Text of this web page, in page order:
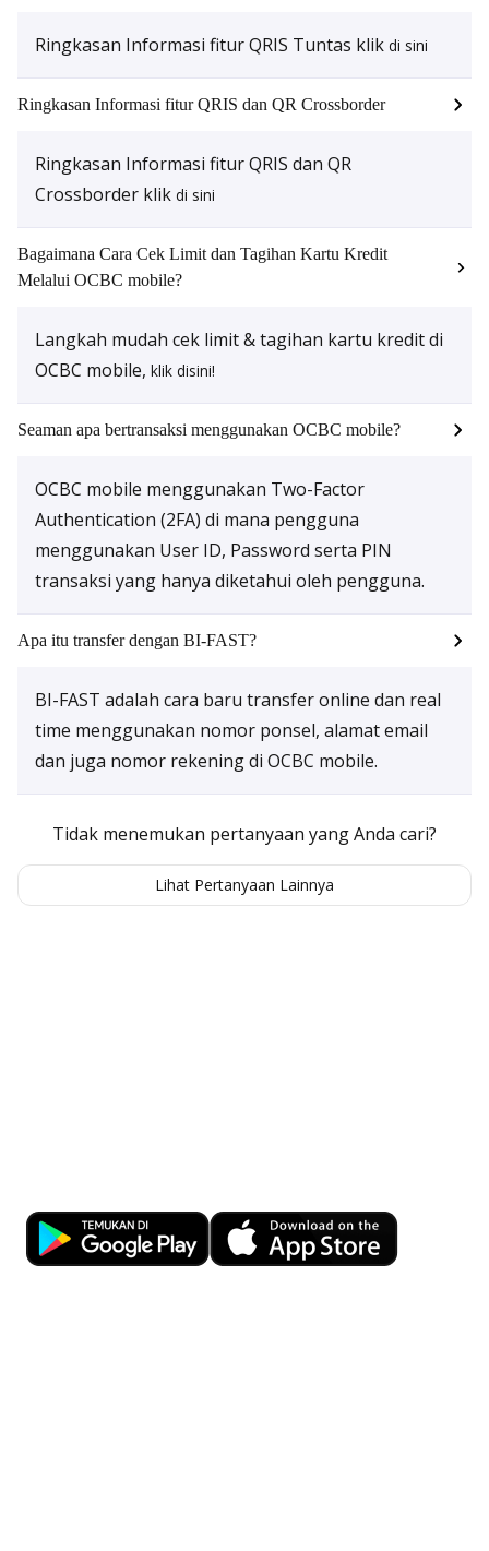
Ringkasan Informasi fitur QRIS Tuntas klik di sini
Ringkasan Informasi fitur QRIS dan QR Crossborder
Ringkasan Informasi fitur QRIS dan QR
Crossborder klik di sini
Bagaimana Cara Cek Limit dan Tagihan Kartu Kredit
Melalui OCBC mobile?
Langkah mudah cek limit & tagihan kartu kredit di
OCBC mobile, klik disini!
Seaman apa bertransaksi menggunakan OCBC mobile?
OCBC mobile menggunakan Two-Factor
Authentication (2FA) di mana pengguna
menggunakan User ID, Password serta PIN
transaksi yang hanya diketahui oleh pengguna.
Apa itu transfer dengan BI-FAST?
BI-FAST adalah cara baru transferonline dan real
time menggunakan nomor ponsel, alamat email
dan juga nomor rekening di OCBC mobile.
Tidak menemukan pertanyaan yang Anda cari?
Lihat Pertanyaan Lainnya
Hadiah seru dari Poinseru!
Tukar Poinseru dengan beragam hadiah